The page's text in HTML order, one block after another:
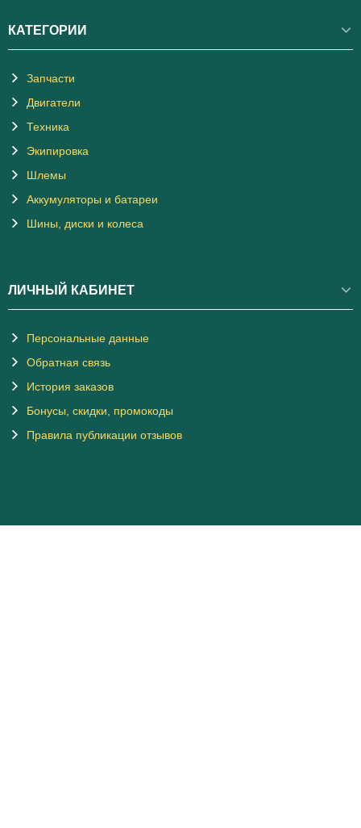
КАТЕГОРИИ
Запчасти
Двигатели
Техника
Экипировка
Шлемы
Аккумуляторы и батареи
Шины, диски и колеса
ЛИЧНЫЙ КАБИНЕТ
Персональные данные
Обратная связь
История заказов
Бонусы, скидки, промокоды
Правила публикации отзывов